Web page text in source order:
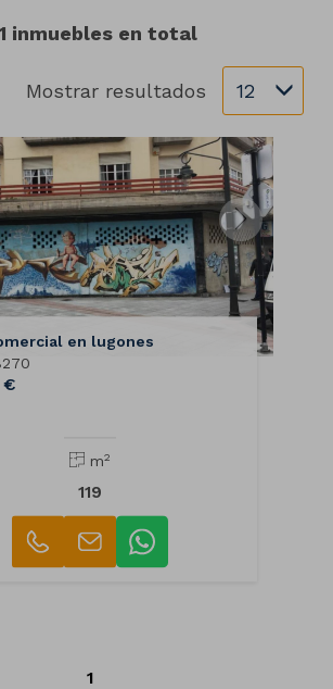
1 inmuebles en total
Mostrar resultados 12
en lugones
€
m2
119
1